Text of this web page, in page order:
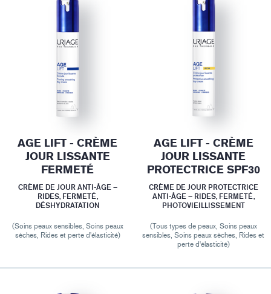
AGE LIFT - CRÈME
JOUR LISSANTE
FERMETÉ
CRÈME DE JOUR ANTI-ÂGE –
RIDES, FERMETÉ,
DÉSHYDRATATION
(Soins peaux sensibles, Soins peaux
sèches, Rides et perte d'élasticité)
AGE LIFT - CRÈME
JOUR LISSANTE
PROTECTRICE SPF30
CRÈME DE JOUR PROTECTRICE
ANTI-ÂGE – RIDES, FERMETÉ,
PHOTOVIEILLISSEMENT
(Tous types de peaux, Soins peaux
sensibles, Soins peaux sèches, Rides et
perte d'élasticité)